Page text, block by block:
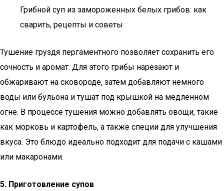
Грибной суп из замороженных белых грибов: как
сварить, рецепты и советы
Тушение груздя пергаментного позволяет сохранить его
сочность и аромат. Для этого грибы нарезают и
обжаривают на сковороде, затем добавляют немного
воды или бульона и тушат под крышкой на медленном
огне. В процессе тушения можно добавлять овощи, такие
как морковь и картофель, а также специи для улучшения
вкуса. Это блюдо идеально подходит для подачи с кашами
или макаронами.
5. Приготовление супов